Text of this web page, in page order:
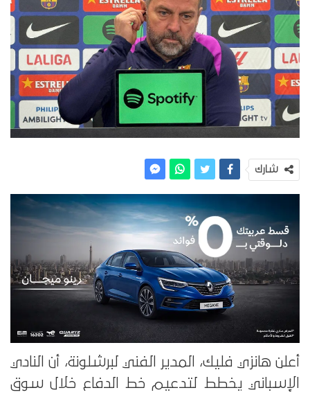
شارك
أعلن هانزي فليك، المدير الفني لبرشلونة، أن النادي
الإسباني يخطط لتدعيم خط الدفاع خلال سوق